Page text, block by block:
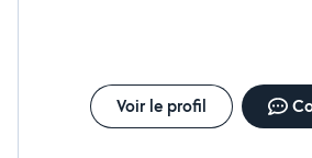
sans finaliser les finitions, cela n'est pas
pourquoi je vous proposerai toujours
Voir le profil